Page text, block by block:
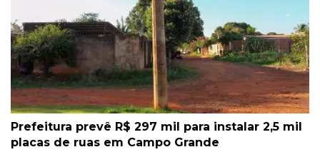
Prefeitura prevê R$ 297 mil para instalar 2,5 mil
placas de ruas em Campo Grande